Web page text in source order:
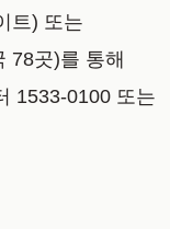
트) 또는
78곳)를 통해
1533-0100 또는